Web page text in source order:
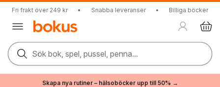
Fri frakt över 249 kr • Snabba leveranser • Billiga böcker
Sök bok, spel, pussel, penna...
Skapa nya rutiner – hälsoböcker upp till 50% →